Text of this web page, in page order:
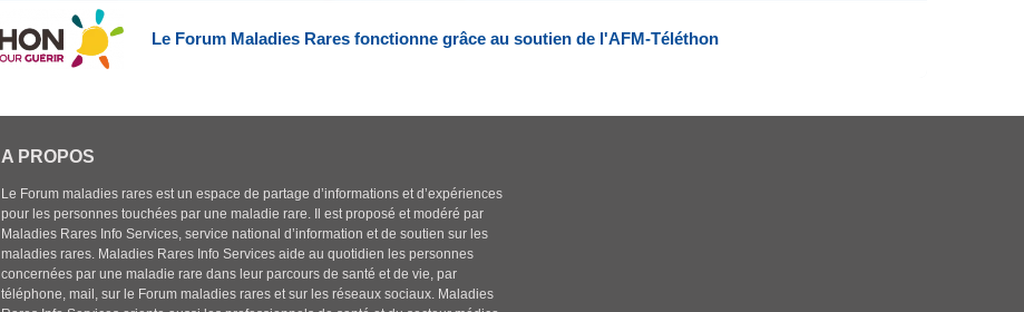
Le Forum Maladies Rares fonctionne grâce au soutien de l'AFM-Téléthon
A PROPOS
Le Forum maladies rares est un espace de partage d’informations et d’expériences
pour les personnes touchées par une maladie rare. Il est proposé et modéré par
Maladies Rares Info Services, service national d’information et de soutien sur les
maladies rares. Maladies Rares Info Services aide au quotidien les personnes
concernées par une maladie rare dans leur parcours de santé et de vie, par
téléphone, mail, sur le Forum maladies rares et sur les réseaux sociaux. Maladies